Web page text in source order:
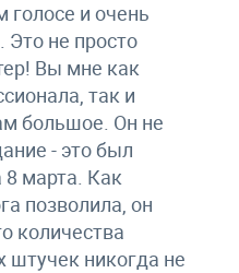
и очень
Это не просто
Вы мне как
так и
большое. Он не
- это был
8 марта. Как
позволила, он
количества
штучек никогда не